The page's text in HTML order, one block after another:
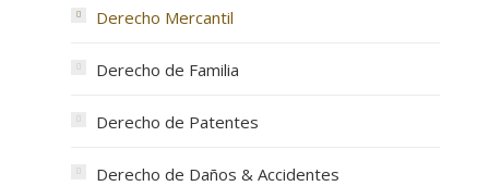
Derecho Mercantil
Derecho de Familia
Derecho de Patentes
Derecho de Daños & Accidentes